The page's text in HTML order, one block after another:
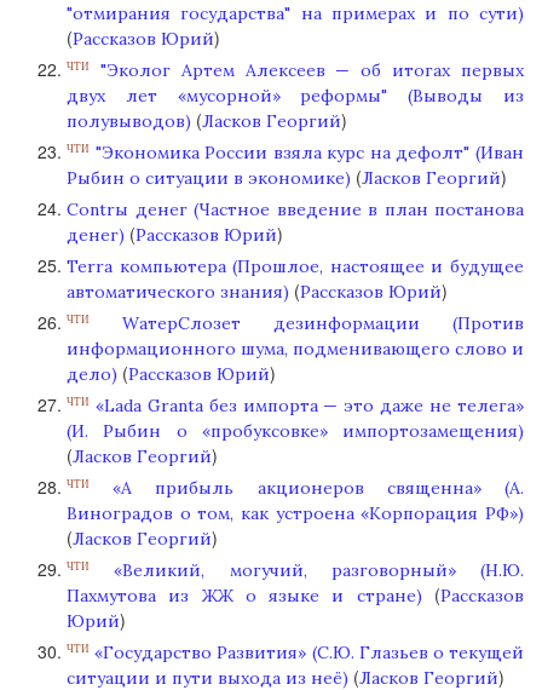
"отмирания государства" на примерах и по сути)
(Рассказов Юрий)
ЧТИ
"Эколог Артем Алексеев — об итогах первых
двух лет «мусорной» реформы" (Выводы из
полувыводов) (Ласков Георгий)
ЧТИ "Экономика России взяла курс на дефолт" (Иван
Рыбин о ситуации в экономике) (Ласков Георгий)
Contrы денег (Частное введение в план постанова
денег) (Рассказов Юрий)
Terra компьютера (Прошлое, настоящее и будущее
автоматического знания) (Рассказов Юрий)
ЧТИ
WатерCлозет дезинформации (Против
информационного шума, подменивающего слово и
дело) (Рассказов Юрий)
ЧТИ «Lada Granta без импорта — это даже не телега»
(И. Рыбин о «пробуксовке» импортозамещения)
(Ласков Георгий)
ЧТИ
«А прибыль акционеров священна» (А.
Виноградов о том, как устроена «Корпорация РФ»)
(Ласков Георгий)
ЧТИ
«Великий, могучий, разговорный» (Н.Ю.
Пахмутова из ЖЖ о языке и стране) (Рассказов
Юрий)
ЧТИ «Государство Развития» (С.Ю. Глазьев о текущей
ситуации и пути выхода из неё) (Ласков Георгий)